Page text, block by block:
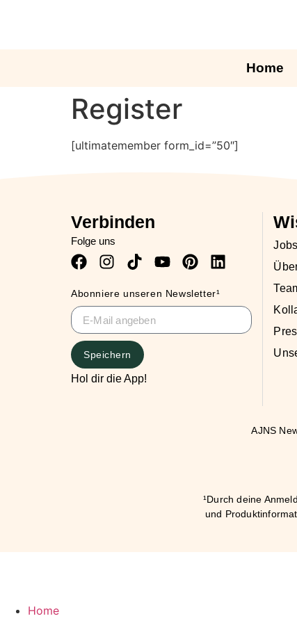
Home
Register
[ultimatemember form_id=”50″]
Verbinden
Folge uns
Abonniere unseren Newsletter¹
Speichern
Hol dir die App!
AJNS
¹Durch deine
und
Home